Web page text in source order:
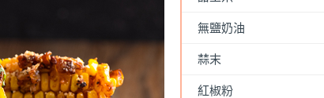
無鹽奶油
蒜末
紅椒粉